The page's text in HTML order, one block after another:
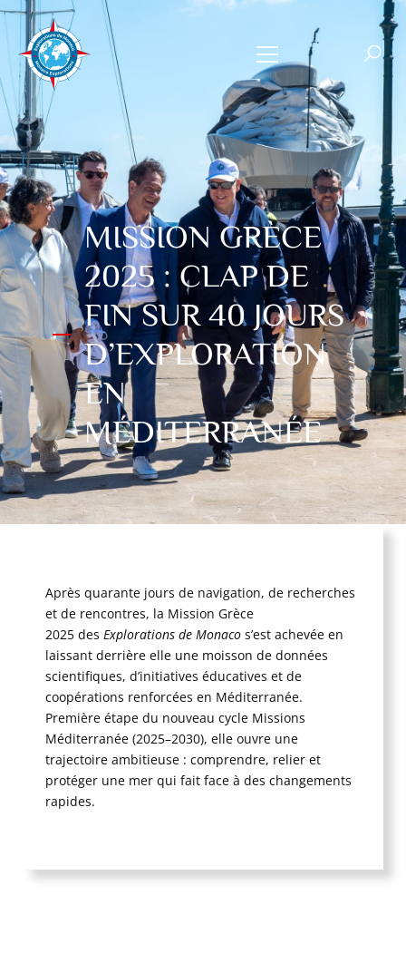
MISSION GRÈCE
2025 : CLAP DE
FIN SUR 40 JOURS
D’EXPLORATION
EN
MÉDITERRANÉE
Après quarante jours de navigation, de recherches
et de rencontres, la Mission Grèce
2025 des Explorations de Monaco s’est achevée en
laissant derrière elle une moisson de données
scientifiques, d’initiatives éducatives et de
coopérations renforcées en Méditerranée.
Première étape du nouveau cycle Missions
Méditerranée (2025–2030), elle ouvre une
trajectoire ambitieuse : comprendre, relier et
protéger une mer qui fait face à des changements
rapides.